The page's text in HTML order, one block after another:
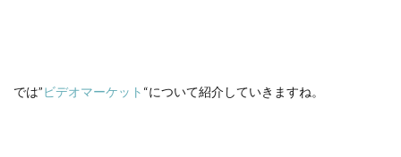
では”ビデオマーケット “について紹介していきますね。